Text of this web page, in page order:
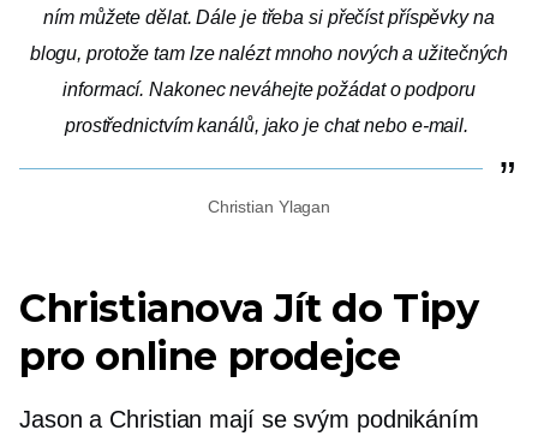
ním můžete dělat. Dále je třeba si přečíst příspěvky na
blogu, protože tam lze nalézt mnoho nových a užitečných
informací. Nakonec neváhejte požádat o podporu
prostřednictvím kanálů, jako je chat nebo e-mail.
Christian Ylagan
ChristianovaJít do Tipy
pro online prodejce
Jason a Christian mají se svým podnikáním